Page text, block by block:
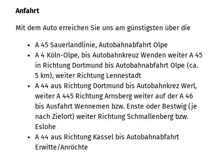
Anfahrt
Mit dem Auto erreichen Sie uns am günstigsten über die
A 45 Sauerlandlinie, Autobahnabfahrt Olpe
A 4 Köln-Olpe, bis Autobahnkreuz Wenden weiter A 45
in Richtung Dortmund bis Autobahnabfahrt Olpe (ca.
5 km), weiter Richtung Lennestadt
A 44 aus Richtung Dortmund bis Autobahnkrez Werl,
weiter A 445 Richtung Arnsberg weiter auf der A 46
bis Ausfahrt Wennemen bzw. Enste oder Bestwig (je
nach Zielort) weiter Richtung Schmallenberg bzw.
Eslohe
A 44 aus Richtung Kassel bis Autobahnabfahrt
Erwitte/Anröchte